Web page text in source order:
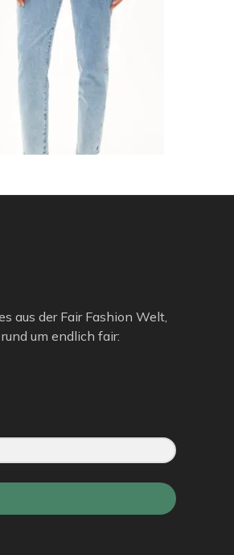
aus der Fair Fashion Welt,
um endlich fair: